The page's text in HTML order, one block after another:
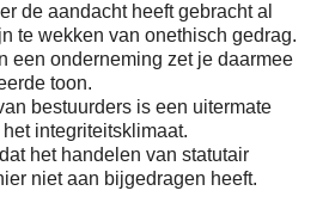
de aandacht heeft gebracht al
te wekken van onethisch gedrag.
een onderneming zet je daarmee
toon.
bestuurders is een uitermate
integriteitsklimaat.
het handelen van statutair
niet aan bijgedragen heeft.